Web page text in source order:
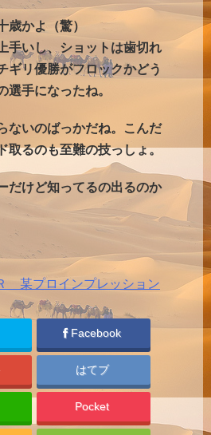
歳かよ（驚）
手いし、ショットは歯切れ
ギリ優勝がフロックかどう
選手になったね。
ないのばっかだね。こんだ
取るのも至難の技っしょ。
だけど知ってるの出るのか
某プロインプレッション
Facebook
はてブ
Pocket